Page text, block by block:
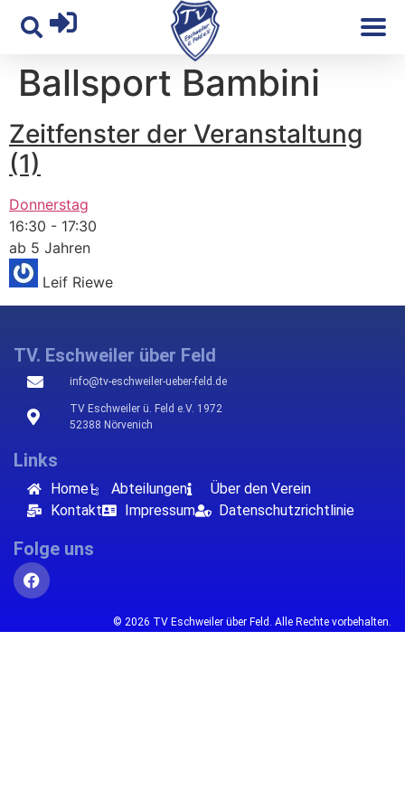
Ballsport Bambini
Zeitfenster der Veranstaltung
(1)
Donnerstag
16:30 - 17:30
ab 5 Jahren
Leif Riewe
TV. Eschweiler über Feld
info@tv-eschweiler-ueber-feld.de
TV Eschweiler ü. Feld e.V. 1972
52388 Nörvenich
Links
Home Abteilungen
Über den Verein
Kontakt
Impressum Datenschutzrichtlinie
Folge uns
© 2026 TV Eschweiler über Feld. Alle Rechte vorbehalten.